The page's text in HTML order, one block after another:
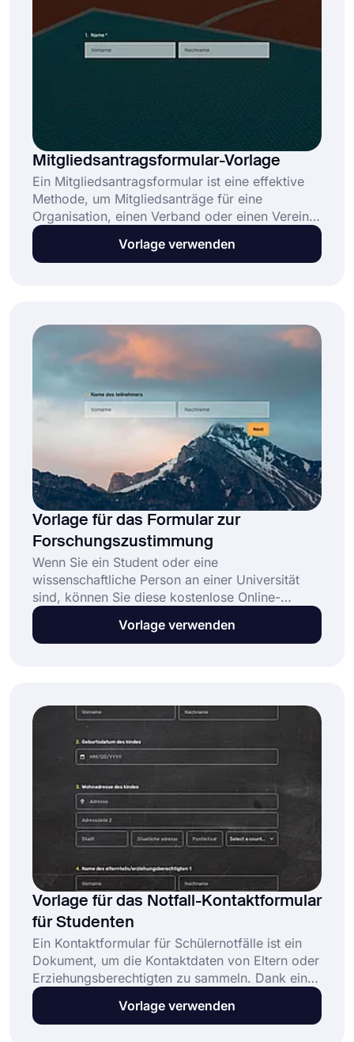
Mitgliedsantragsformular-Vorlage
Ein Mitgliedsantragsformular ist eine effektive
Methode, um Mitgliedsanträge für eine
Organisation, einen Verband oder einen Verein
zu sammeln. Dieses kostenlose und vollständig
anpassbare Mitgliedsantragsformular hilft
Vorlage verwenden
Vorlage für das Formular zur
Forschungszustimmung
Wenn Sie ein Student oder eine
wissenschaftliche Person an einer Universität
sind, können Sie diese kostenlose Online-
Formularvorlage für eine Forschungseinwilligung
verwenden und Einwilligungen von Ihren
Vorlage verwenden
Vorlage für das Notfall-Kontaktformular
für Studenten
Ein Kontaktformular für Schülernotfälle ist ein
Dokument, um die Kontaktdaten von Eltern oder
Erziehungsberechtigten zu sammeln. Dank eines
Notfall-Informationsformulars können Lehrer
oder andere Schulmitarbeiter im Notfall die
Vorlage verwenden